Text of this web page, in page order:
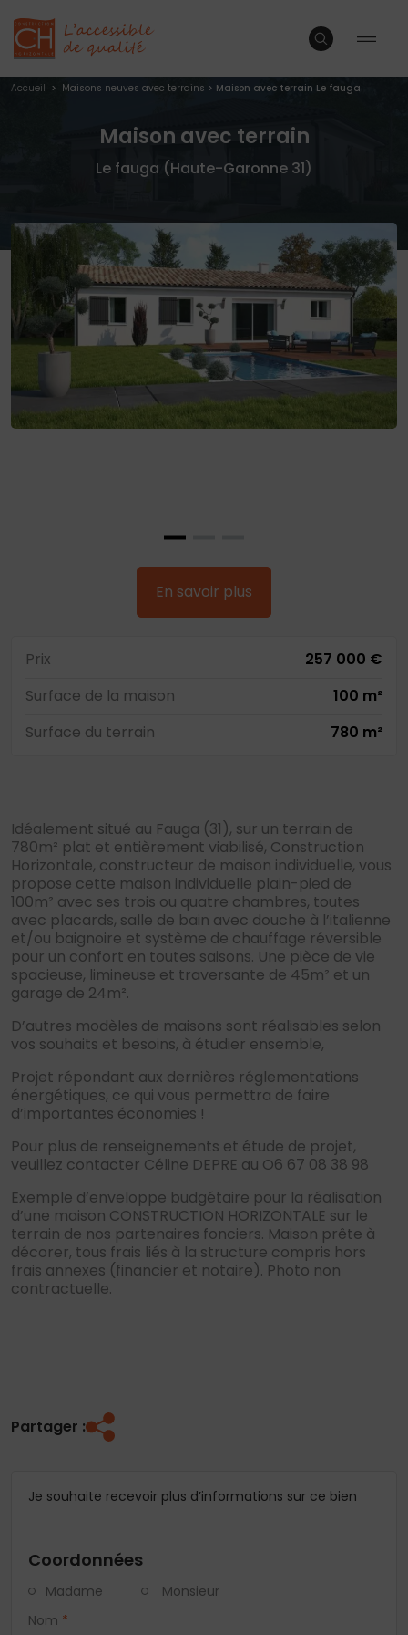
Accueil > Maisons neuves avec terrains > Maison avec terrain Le fauga
Maison avec terrain
Le fauga (Haute-Garonne 31)
En savoir plus
Prix
257 000 €
Surface de la maison
100 m²
Surface du terrain
780 m²
Idéalement situé au Fauga (31), sur un terrain de
780m² plat et entièrement viabilisé, Construction
Horizontale, constructeur de maison individuelle, vous
propose cette maison individuelle plain-pied de
100m² avec ses trois ou quatre chambres, toutes
avec placards, salle de bain avec douche à l’italienne
et/ou baignoire et système de chauffage réversible
pour un confort en toutes saisons. Une pièce de vie
spacieuse, limineuse et traversante de 45m² et un
garage de 24m².
D’autres modèles de maisons sont réalisables selon
vos souhaits et besoins, à étudier ensemble,
Projet répondant aux dernières réglementations
énergétiques, ce qui vous permettra de faire
d’importantes économies !
Pour plus de renseignements et étude de projet,
veuillez contacter Céline DEPRE au O6 67 08 38 98
Exemple d’enveloppe budgétaire pour la réalisation
d’une maison CONSTRUCTION HORIZONTALE sur le
terrain de nos partenaires fonciers. Maison prête à
décorer, tous frais liés à la structure compris hors
frais annexes (financier et notaire). Photo non
contractuelle.
Partager :
Je souhaite recevoir plus d’informations sur ce bien
Coordonnées
Madame
Monsieur
Nom *